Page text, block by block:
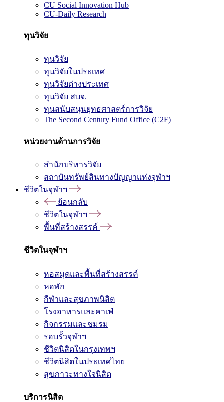
CU Social Innovation Hub
CU-Daily Research
ทุนวิจัย
ทุนวิจัย
ทุนวิจัยในประเทศ
ทุนวิจัยต่างประเทศ
ทุนวิจัย สบจ.
ทุนสนับสนุนยุทธศาสตร์การวิจัย
The Second Century Fund Office (C2F)
หน่วยงานด้านการวิจัย
สำนักบริหารวิจัย
สถาบันทรัพย์สินทางปัญญาแห่งจุฬาฯ
ชีวิตในจุฬาฯ
ย้อนกลับ
ชีวิตในจุฬาฯ
พื้นที่สร้างสรรค์
ชีวิตในจุฬาฯ
หอสมุดและพื้นที่สร้างสรรค์
หอพัก
กีฬาและสุขภาพนิสิต
โรงอาหารและคาเฟ่
กิจกรรมและชมรม
รอบรั้วจุฬาฯ
ชีวิตนิสิตในกรุงเทพฯ
ชีวิตนิสิตในประเทศไทย
สุขภาวะทางใจนิสิต
บริการนิสิต